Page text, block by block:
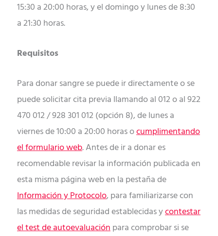
15:30 a 20:00 horas, y el domingo y lunes de 8:30
a 21:30 horas.
Requisitos
Para donar sangre se puede ir directamente o se
puede solicitar cita previa llamando al 012 o al 922
470 012 / 928 301 012 (opción 8), de lunes a
viernes de 10:00 a 20:00 horas ocumplimentando
el formulario web. Antes de ir a donar es
recomendable revisar la información publicada en
esta misma página web en la pestaña de
Información y Protocolo, para familiarizarse con
las medidas de seguridad establecidas ycontestar
el test de autoevaluaciónpara comprobar si se